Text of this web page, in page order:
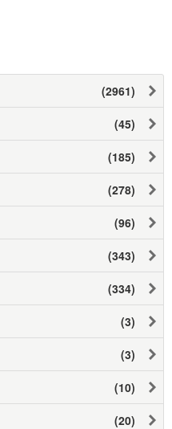
(2961)
(45)
(185)
(278)
(96)
(343)
(334)
(3)
(3)
(10)
(20)